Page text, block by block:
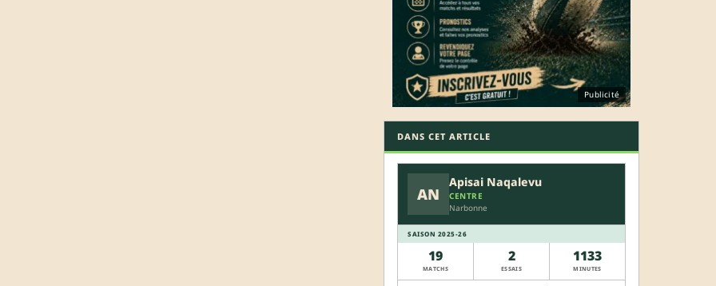
Publicité
DANS CET ARTICLE
AN
Apisai Naqalevu
CENTRE
Narbonne
SAISON 2025-26
19
MATCHS
2
ESSAIS
1133
MINUTES